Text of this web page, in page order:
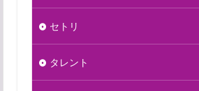
セトリ
タレント